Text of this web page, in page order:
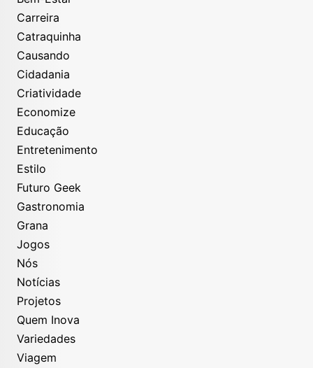
Carreira
Catraquinha
Causando
Cidadania
Criatividade
Economize
Educação
Entretenimento
Estilo
Futuro Geek
Gastronomia
Grana
Jogos
Nós
Notícias
Projetos
Quem Inova
Variedades
Viagem